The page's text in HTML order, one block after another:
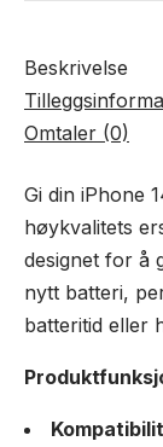
Beskrivelse
Omtaler (0)
Gi din iPhone
høykvalitets
designet for å
nytt batteri,
batteritid eller